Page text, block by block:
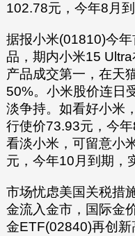
102.78元，今年8月
据报小米(01810)今
品，期内小米15
产品成交第一，在天
50%。小米股价连日
淡争持。如看好小米
行使价73.93元，今
看淡小米，可留意小
元，今年10月到期，
市场忧虑美国关税措
金流入金市，国际金
金ETF(02840)再创